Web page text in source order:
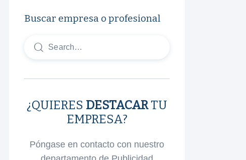
Buscar empresa o profesional
¿QUIERES DESTACARTU
EMPRESA?
Póngase en contacto con nuestro